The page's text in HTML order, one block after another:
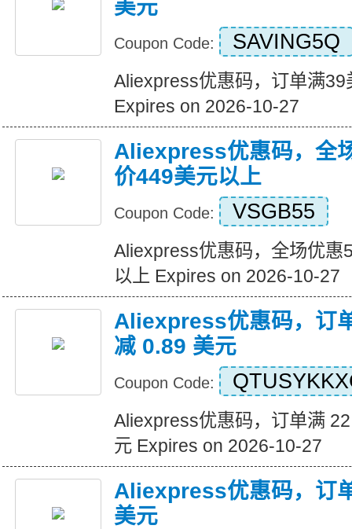
美元
Coupon Code: SAVING5Q
Aliexpress优惠码，订单满39
Expires on 2026-10-27
Aliexpress优惠码，全
价449美元以上
Coupon Code: VSGB55
Aliexpress优惠码，全场优惠
以上 Expires on 2026-10-27
Aliexpress优惠码，订
减 0.89 美元
Coupon Code:
Aliexpress优惠码，订单满
元 Expires on 2026-10-27
Aliexpress优惠码，订
美元